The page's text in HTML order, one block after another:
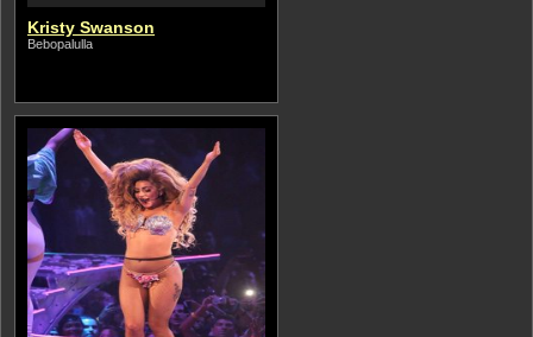
Kristy Swanson
Bebopalulla